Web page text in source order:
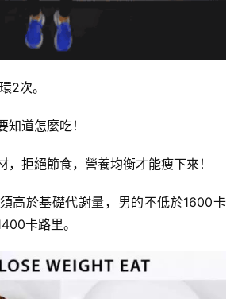
2次。
知道怎麼吃！
，拒絕節食，營養均衡才能瘦下來！
高於基礎代謝量，男的不低於1600卡
卡路里。